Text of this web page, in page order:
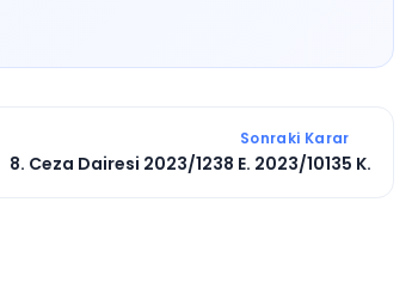
Sonraki Karar
8. Ceza Dairesi 2023/1238 E. 2023/10135 K.